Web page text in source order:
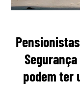
podem ter